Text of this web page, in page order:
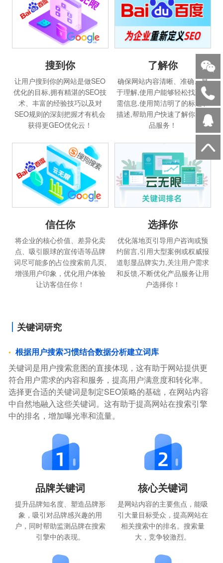
搜到你
让用户搜到你的网站是做SEO
优化的目标,拥有精湛的SEO技
术、丰富的经验技巧以及对
SEO规则的深刻把握才有机会
获得更GEO优化云！
了解你
确保网站内容清晰、准确、易
于理解,使用户能够轻松找到所
需信息.使用简洁明了的标题和
描述,帮助用户快速了解你的产
品服务！
信任你
将企业的核心价值、差异化卖
点、吸引眼球的宣传语等品牌
词尽可能多的占位搜索前几页,
增强用户印象，优化用户体验
让访客信任你！
选择你
优化落地页引导用户咨询或预
约留言,引用大型案例或权威报
道彰显品牌实力,关注用户需求
和反馈,不断优化产品服务让用
户选择你！
关键词研究
根据用户搜索习惯结合数据分析建立词库
关键词是用户搜索意图的直接体现，这有助于网站提供更
符合用户需求的内容和服务，提高用户满意度和转化率。
选择更合适的关键词是制定SEO策略的基础，在网站内容
中自然地融入这些关键词。这有助于提高网站在搜索引擎
中的排名，增加曝光率和流量。
品牌关键词
提升品牌知名度、塑造品牌形
象，吸引对品牌感兴趣的用
户，同时帮助监测品牌在搜索
引擎中的表现。
核心关键词
是网站内容的主要焦点，能吸
引大量目标受众，提高网站在
相关搜索中的排名。搜索量
大，竞争较激烈。